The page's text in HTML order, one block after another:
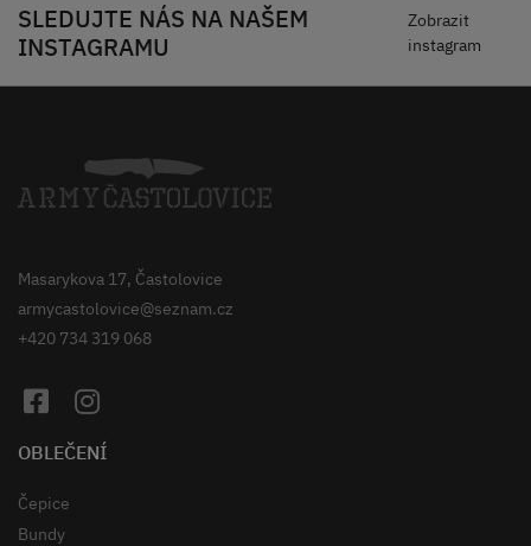
SLEDUJTE NÁS NA NAŠEM
INSTAGRAMU
Zobrazit
instagram
Masarykova 17, Častolovice
armycastolovice@seznam.cz
+420 734 319 068
OBLEČENÍ
Čepice
Bundy